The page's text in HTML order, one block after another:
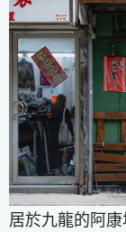
居於九龍的阿